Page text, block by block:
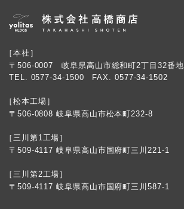
［本社］
〒506-0007 岐阜県高山市総和町2丁目32番地
TEL. 0577-34-1500 FAX. 0577-34-1502
［松本工場］
〒506-0808 岐阜県高山市松本町232-8
［三川第1工場］
〒509-4117 岐阜県高山市国府町三川221-1
［三川第2工場］
〒509-4117 岐阜県高山市国府町三川587-1